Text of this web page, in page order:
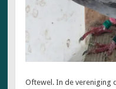
Oftewel. In de vereniging